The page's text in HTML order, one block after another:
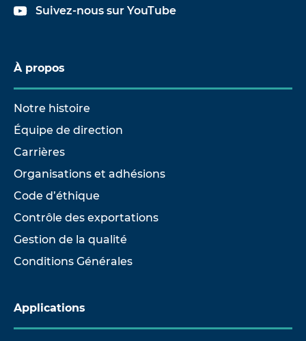
Suivez-nous sur YouTube
À propos
Notre histoire
Équipe de direction
Carrières
Organisations et adhésions
Code d’éthique
Contrôle des exportations
Gestion de la qualité
Conditions Générales
Applications